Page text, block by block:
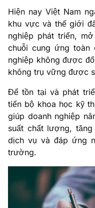
Hiện nay Việt Nam
khu vực và thế giới
nghiệp phát triển,
chuỗi cung ứng toàn
nghiệp không được
không trụ vững được
Để tồn tại và phát
tiến bộ khoa học kỹ
giúp doanh nghiệp
suất chất lượng,
dịch vụ và đáp ứng
trường.